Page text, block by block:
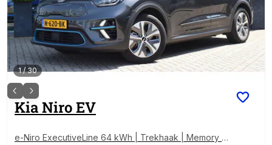
1/30
KiaNiro EV
e-Niro ExecutiveLine 64 kWh | Trekhaak | Memory |